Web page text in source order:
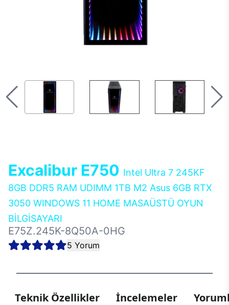
Excalibur E750 Intel Ultra 7 245KF
8GB DDR5 RAM UDIMM 1TB M2 Asus 6GB RTX
3050 WINDOWS 11 HOME MASAÜSTÜ OYUN
BİLGİSAYARI
E75Z.245K-8Q50A-0HG
5 Yorum
Teknik Özellikler İncelemeler